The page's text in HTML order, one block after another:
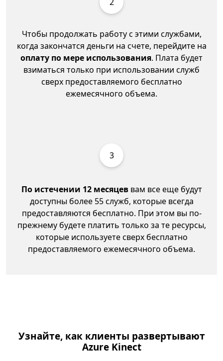
Чтобы продолжать работу с этими службами,
когда закончатся деньги на счете, перейдите на
оплату по мере использования. Плата будет
взиматься только при использовании служб
сверх предоставляемого бесплатно
ежемесячного объема.
3
По истечении 12 месяцеввам все еще будут
доступны более 55 служб, которые всегда
предоставляются бесплатно. При этом вы по-
прежнему будете платить только за те ресурсы,
которые используете сверх бесплатно
предоставляемого ежемесячного объема.
Узнайте, как клиенты развертывают
Azure Kinect